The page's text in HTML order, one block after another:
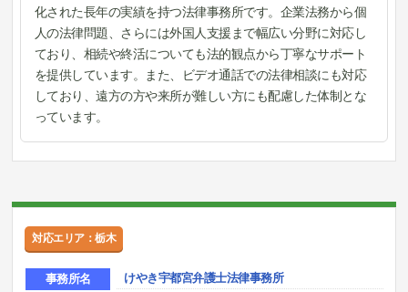
化された長年の実績を持つ法律事務所です。企業法務から個
人の法律問題、さらには外国人支援まで幅広い分野に対応し
ており、相続や終活についても法的観点から丁寧なサポート
を提供しています。また、ビデオ通話での法律相談にも対応
しており、遠方の方や来所が難しい方にも配慮した体制とな
っています。
対応エリア：栃木
事務所名 けやき宇都宮弁護士法律事務所